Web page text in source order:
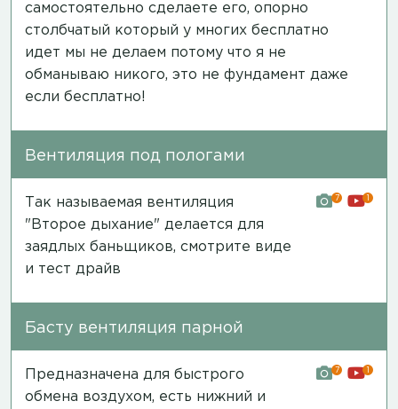
самостоятельно сделаете его, опорно
столбчатый который у многих бесплатно
идет мы не делаем потому что я не
обманываю никого, это не фундамент даже
если бесплатно!
Вентиляция под пологами
Так называемая вентиляция
"Второе дыхание" делается для
заядлых баньщиков, смотрите виде
и тест драйв
7 1
Басту вентиляция парной
Предназначена для быстрого
обмена воздухом, есть нижний и
7 1